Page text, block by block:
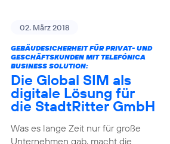
02. März 2018
GEBÄUDESICHERHEIT FÜR PRIVAT- UND
GESCHÄFTSKUNDEN MIT TELEFÓNICA
BUSINESS SOLUTION:
Die Global SIM als
digitale Lösung für
die StadtRitter GmbH
Was es lange Zeit nur für große
Unternehmen gab, macht die